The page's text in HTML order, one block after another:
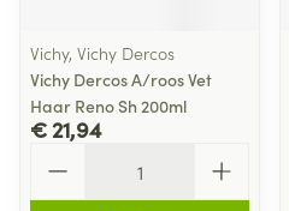
Vichy, Vichy Dercos
Vichy Dercos A/roos Vet
Haar Reno Sh 200ml
€ 21,94